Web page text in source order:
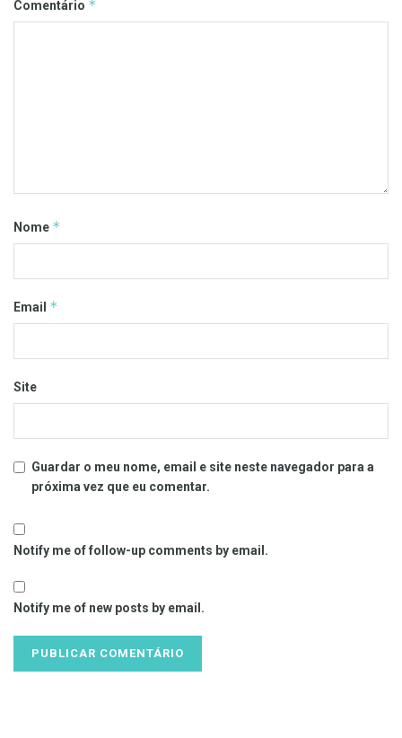
Comentário *
Nome *
Email *
Site
Guardar o meu nome, email e site neste navegador para a
próxima vez que eu comentar.
Notify me of follow-up comments by email.
Notify me of new posts by email.